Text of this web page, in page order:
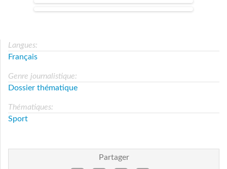
gggggggggg.jpg
hhhh.jpg
Langues:
Français
Genre journalistique:
Dossier thématique
Thématiques:
Sport
Partager